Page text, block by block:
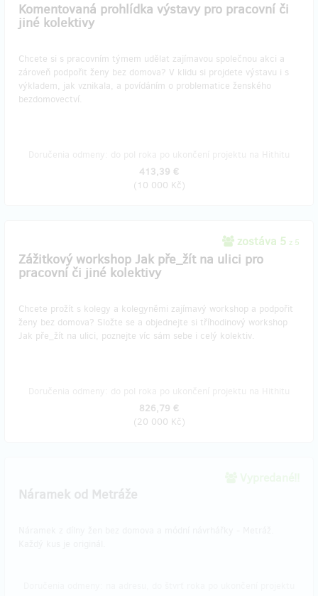
Komentovaná prohlídka výstavy pro pracovní či
jiné kolektivy
Chcete si s pracovním týmem udělat zajímavou společnou akci a
zároveň podpořit ženy bez domova? V klidu si projdete výstavu i s
výkladem, jak vznikala, a povídáním o problematice ženského
bezdomovectví.
413,39 €
(10 000 Kč)
zostáva 5 z 5
Zážitkový workshop Jak pře_žít na ulici pro
pracovní či jiné kolektivy
Chcete prožít s kolegy a kolegyněmi zajímavý workshop a podpořit
ženy bez domova? Složte se a objednejte si tříhodinový workshop
Jak pře_žít na ulici, poznejte víc sám sebe i celý kolektiv.
826,79 €
(20 000 Kč)
Náramek od Metráže